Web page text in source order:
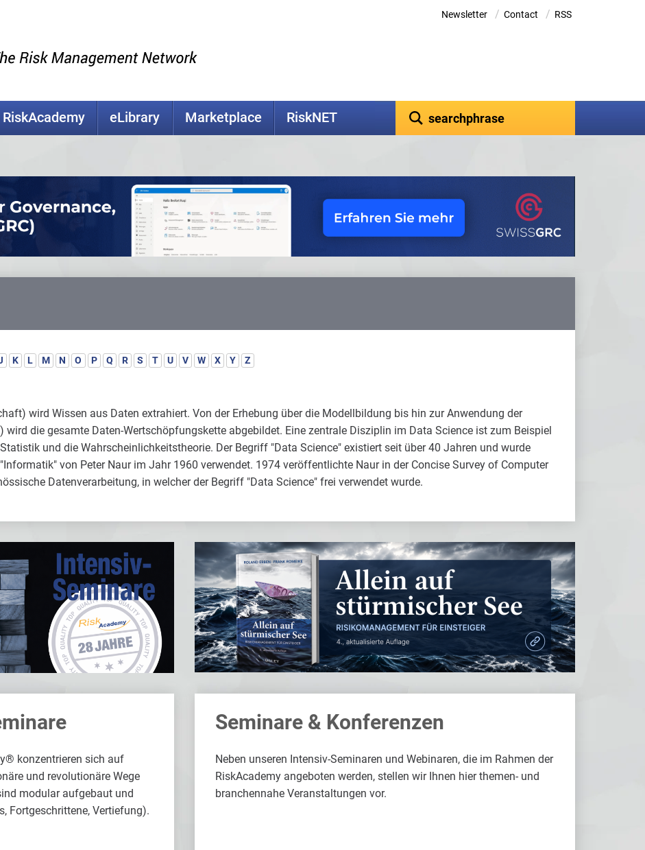
Newsletter / Contact / RSS
RiskAcademy eLibrary Marketplace RiskNET
K L M N O P Q R S T U V W X Y Z
wird Wissen aus Daten extrahiert. Von der Erhebung über die Modellbildung bis hin zur Anwendung der
die gesamte Daten-Wertschöpfungskette abgebildet. Eine zentrale Disziplin im Data Science ist zum Beispiel
und die Wahrscheinlichkeitstheorie. Der Begriff "Data Science" existiert seit über 40 Jahren und wurde
von Peter Naur im Jahr 1960 verwendet. 1974 veröffentlichte Naur in der Concise Survey of Computer
Datenverarbeitung, in welcher der Begriff "Data Science" frei verwendet wurde.
konzentrieren sich auf
und revolutionäre Wege
modular aufgebaut und
Fortgeschrittene, Vertiefung).
Seminare & Konferenzen
Neben unseren Intensiv-Seminaren und Webinaren, die im Rahmen der
RiskAcademy angeboten werden, stellen wir Ihnen hier themen- und
branchennahe Veranstaltungen vor.